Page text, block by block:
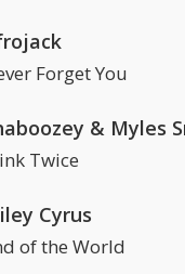
Forget You
& Myles
Twice
Cyrus
of the World